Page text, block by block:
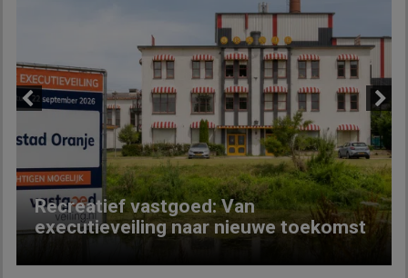
Recreatief vastgoed: Van
executieveiling naar nieuwe toekomst
Next